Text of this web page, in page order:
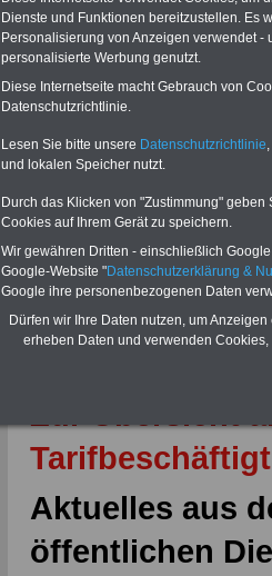
realistisch
08.03.2012
Aktuelles aus
öffentlichen
Dienste und Funktionen bereitzustellen. Es
Personalisierung von Anzeigen verwendet
personalisierte Werbung genutzt.
Diese Internetseite macht Gebrauch von
Datenschutzrichtlinie.
Lesen Sie bitte unsere Datenschutzrichtlinie
und lokalen Speicher nutzt.
Durch das Klicken von "Zustimmung"
Cookies auf Ihrem Gerät zu speichern.
Wir gewähren Dritten - einschließlich
Google-Website "Datenschutzerklärung &
Google ihre personenbezogenen Daten
Dürfen wir Ihre Daten nutzen, um
erheben Daten und verwenden